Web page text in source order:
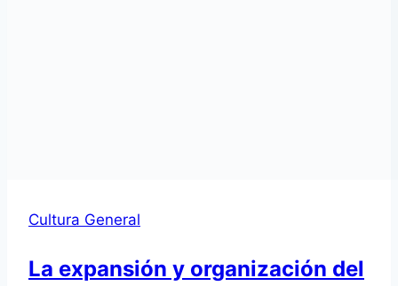
Cultura General
La expansión y organización del